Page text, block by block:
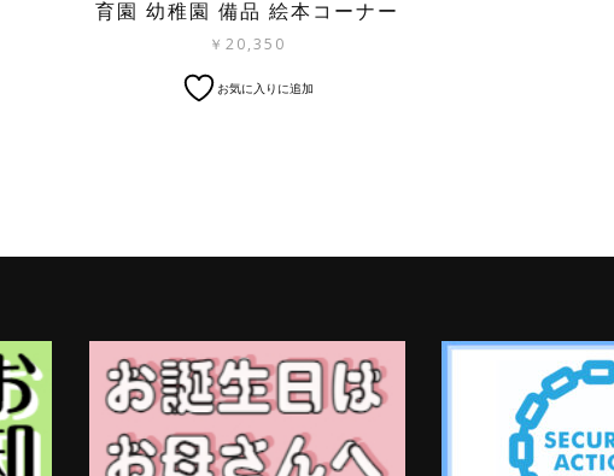
育園 幼稚園 備品 絵本コーナー
￥ 20,350
お気に入りに追加